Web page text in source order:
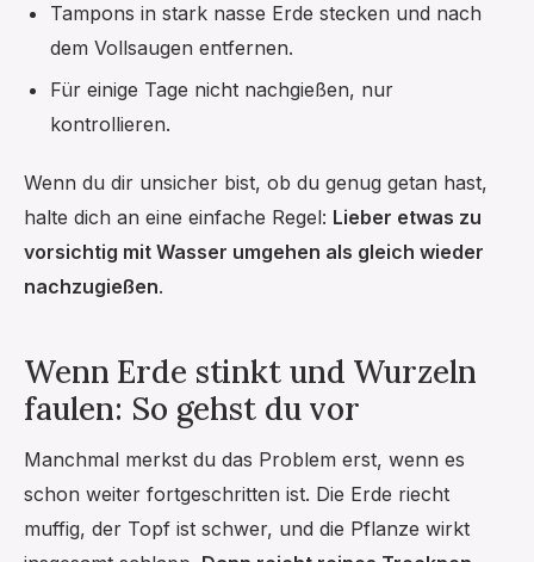
Tampons in stark nasse Erde stecken und nach
dem Vollsaugen entfernen.
Für einige Tage nicht nachgießen, nur
kontrollieren.
Wenn du dir unsicher bist, ob du genug getan hast,
halte dich an eine einfache Regel: Lieber etwas zu
vorsichtig mit Wasser umgehen als gleich wieder
nachzugießen.
Wenn Erde stinkt und Wurzeln
faulen: So gehst du vor
Manchmal merkst du das Problem erst, wenn es
schon weiter fortgeschritten ist. Die Erde riecht
muffig, der Topf ist schwer, und die Pflanze wirkt